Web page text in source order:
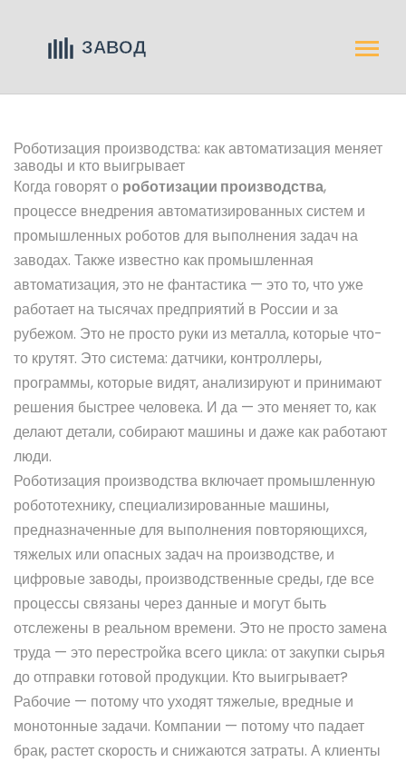
Роботизация производства: как автоматизация меняет
заводы и кто выигрывает
Когда говорят о роботизации производства,
процессе внедрения автоматизированных систем и
промышленных роботов для выполнения задач на
заводах. Также известно как промышленная
автоматизация, это не фантастика — это то, что уже
работает на тысячах предприятий в России и за
рубежом. Это не просто руки из металла, которые что-
то крутят. Это система: датчики, контроллеры,
программы, которые видят, анализируют и принимают
решения быстрее человека. И да — это меняет то, как
делают детали, собирают машины и даже как работают
люди.
Роботизация производства включает промышленную
робототехнику,специализированные машины,
предназначенные для выполнения повторяющихся,
тяжелых или опасных задач на производстве, и
цифровые заводы, производственные среды, где все
процессы связаны через данные и могут быть
отслежены в реальном времени. Это не просто замена
труда — это перестройка всего цикла: от закупки сырья
до отправки готовой продукции. Кто выигрывает?
Рабочие — потому что уходят тяжелые, вредные и
монотонные задачи. Компании — потому что падает
брак, растет скорость и снижаются затраты. А клиенты